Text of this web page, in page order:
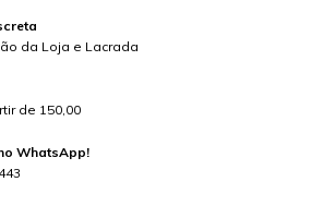
da Loja e Lacrada
de 150,00
WhatsApp!